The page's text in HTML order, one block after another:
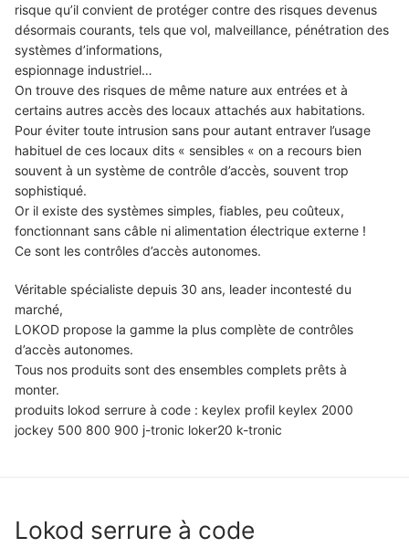
risque qu’il convient de protéger contre des risques devenus
désormais courants, tels que vol, malveillance, pénétration des
systèmes d’informations,
espionnage industriel…
On trouve des risques de même nature aux entrées et à
certains autres accès des locaux attachés aux habitations.
Pour éviter toute intrusion sans pour autant entraver l’usage
habituel de ces locaux dits « sensibles « on a recours bien
souvent à un système de contrôle d’accès, souvent trop
sophistiqué.
Or il existe des systèmes simples, fiables, peu coûteux,
fonctionnant sans câble ni alimentation électrique externe !
Ce sont les contrôles d’accès autonomes.
Véritable spécialiste depuis 30 ans, leader incontesté du
marché,
LOKOD propose la gamme la plus complète de contrôles
d’accès autonomes.
Tous nos produits sont des ensembles complets prêts à
monter.
produits lokod serrure à code : keylex profil keylex 2000
jockey 500 800 900 j-tronic loker20 k-tronic
Lokod serrure à code